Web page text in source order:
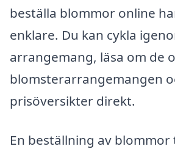
beställa blommor online
enklare. Du kan cykla
arrangemang, läsa om de
blomsterarrangemangen
prisöversikter direkt.
En beställning av